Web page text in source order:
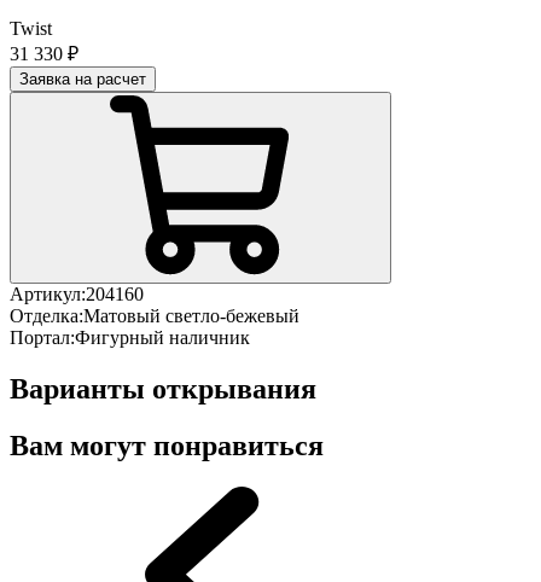
Twist
31 330 ₽
Заявка на расчет
Артикул:204160
Отделка:Матовый светло-бежевый
Портал:Фигурный наличник
Варианты открывания
Вам могут понравиться